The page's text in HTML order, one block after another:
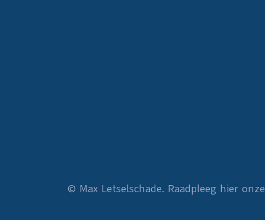
© Max Letselschade. Raadpleeg hier onze